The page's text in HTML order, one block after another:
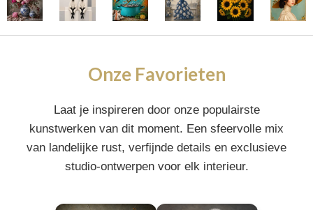
Onze Favorieten
Laat je inspireren door onze populairste
kunstwerken van dit moment. Een sfeervolle mix
van landelijke rust, verfijnde details en exclusieve
studio-ontwerpen voor elk interieur.